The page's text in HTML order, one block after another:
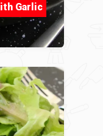
Garlic